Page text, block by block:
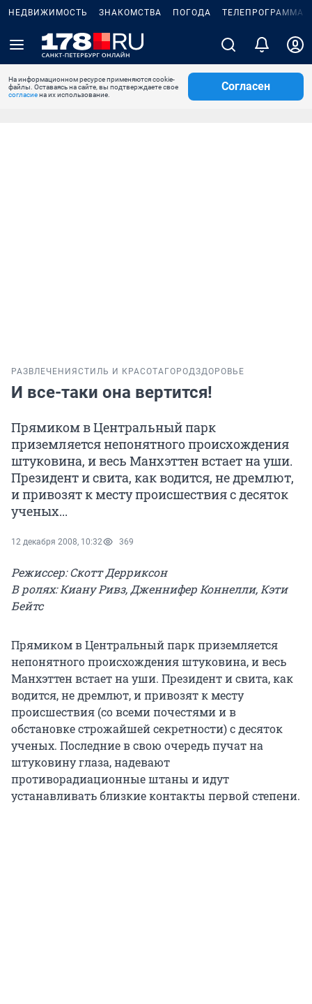
НЕДВИЖИМОСТЬ ЗНАКОМСТВА ПОГОДА ТЕЛЕПРОГРАММА
На информационном ресурсе применяются cookie-
файлы. Оставаясь на сайте, вы подтверждаете свое
согласиена их использование.
Согласен
РАЗВЛЕЧЕНИЯ СТИЛЬ И КРАСОТА ГОРОДЗДОРОВЬЕ
И все-таки она вертится!
Прямиком в Центральный парк
приземляется непонятного происхождения
штуковина, и весь Манхэттен встает на уши.
Президент и свита, как водится, не дремлют,
и привозят к месту происшествия с десяток
ученых...
12 декабря 2008, 10:32 369
Режиссер: Скотт Дерриксон
В ролях: Киану Ривз, Дженнифер Коннелли, Кэти
Бейтс
Прямиком в Центральный парк приземляется
непонятного происхождения штуковина, и весь
Манхэттен встает на уши. Президент и свита, как
водится, не дремлют, и привозят к месту
происшествия (со всеми почестями и в
обстановке строжайшей секретности) с десяток
ученых. Последние в свою очередь пучат на
штуковину глаза, надевают
противорадиационные штаны и идут
устанавливать близкие контакты первой степени.